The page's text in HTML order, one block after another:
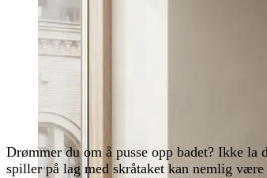
Drømmer du om å pusse opp badet? Ikke
spiller på lag med skråtaket kan nemlig være